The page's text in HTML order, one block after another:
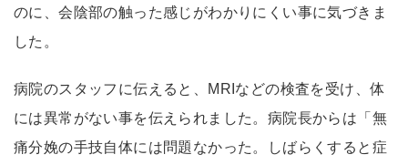
のに、会陰部の触った感じがわかりにくい事に気づきま
した。
病院のスタッフに伝えると、MRIなどの検査を受け、体
には異常がない事を伝えられました。病院長からは「無
痛分娩の手技自体には問題なかった。しばらくすると症